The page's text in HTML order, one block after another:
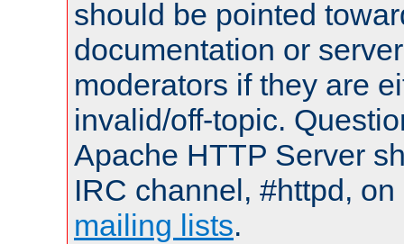
should be pointed
documentation or
moderators if they are
invalid/off-topic.
Apache HTTP Server
IRC channel, #httpd,
mailing lists.